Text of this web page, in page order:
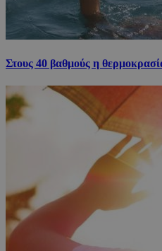
Στους 40 βαθμούς η